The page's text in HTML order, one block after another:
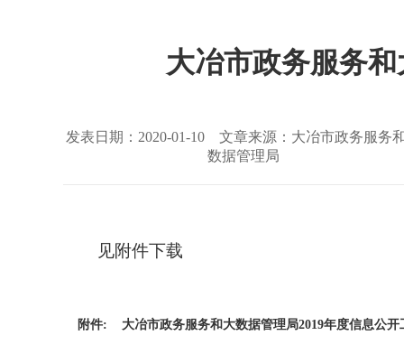
大冶市政务服务
发表日期：2020-01-10 文章来源：大冶市政务服务
数据管理局
见附件下载
附件: 大冶市政务服务和大数据管理局2019年度信息公开